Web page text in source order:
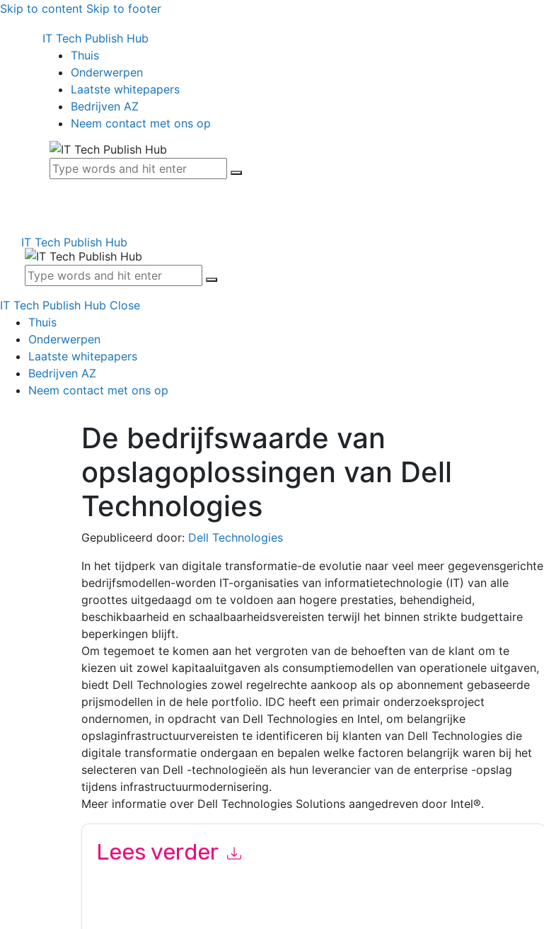
Skip to content Skip to footer
IT Tech Publish Hub
Thuis
Onderwerpen
Laatste whitepapers
Bedrijven AZ
Neem contact met ons op
IT Tech Publish Hub
IT Tech Publish Hub Close
Thuis
Onderwerpen
Laatste whitepapers
Bedrijven AZ
Neem contact met ons op
De bedrijfswaarde van
opslagoplossingen van Dell
Technologies
Gepubliceerd door: Dell Technologies
In het tijdperk van digitale transformatie-de evolutie naar veel meer gegevensgerichte
bedrijfsmodellen-worden IT-organisaties van informatietechnologie (IT) van alle
groottes uitgedaagd om te voldoen aan hogere prestaties, behendigheid,
beschikbaarheid en schaalbaarheidsvereisten terwijl het binnen strikte budgettaire
beperkingen blijft.
Om tegemoet te komen aan het vergroten van de behoeften van de klant om te
kiezen uit zowel kapitaaluitgaven als consumptiemodellen van operationele uitgaven,
biedt Dell Technologies zowel regelrechte aankoop als op abonnement gebaseerde
prijsmodellen in de hele portfolio. IDC heeft een primair onderzoeksproject
ondernomen, in opdracht van Dell Technologies en Intel, om belangrijke
opslaginfrastructuurvereisten te identificeren bij klanten van Dell Technologies die
digitale transformatie ondergaan en bepalen welke factoren belangrijk waren bij het
selecteren van Dell -technologieën als hun leverancier van de enterprise -opslag
tijdens infrastructuurmodernisering.
Meer informatie over Dell Technologies Solutions aangedreven door Intel®.
Lees verder